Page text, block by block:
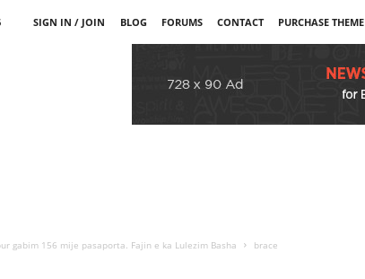
SIGN IN / JOIN BLOG FORUMS CONTACT PURCHASE THEME
gabim 156 mije pasaporta. Fajin e ka Lulezim Basha brace